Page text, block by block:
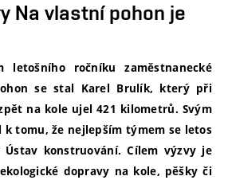
Na vlastní pohon je
letošního ročníku zaměstnanecké
se stal Karel Brulík, který při
na kole ujel 421 kilometrů. Svým
tomu, že nejlepším týmem se letos
konstruování. Cílem výzvy je
dopravy na kole, pěšky či